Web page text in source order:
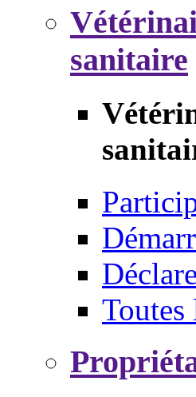
sanitaire
Toutes